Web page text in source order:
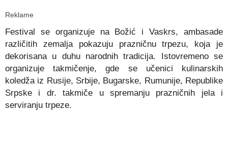
Reklame
Festival se organizuje na Božić i Vaskrs, ambasade
različitih zemalja pokazuju prazničnu trpezu, koja je
dekorisana u duhu narodnih tradicija. Istovremeno se
organizuje takmičenje, gde se učenici kulinarskih
koledža iz Rusije, Srbije, Bugarske, Rumunije, Republike
Srpske i dr. takmiče u spremanju prazničnih jela i
serviranju trpeze.